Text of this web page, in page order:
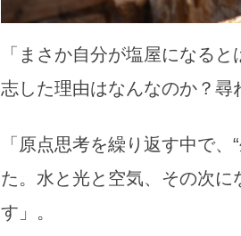
「まさか自分が塩屋になる
志した理由はなんなのか？尋
「原点思考を繰り返す中で
た。水と光と空気、その次
す」。